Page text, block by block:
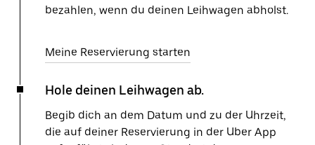
bezahlen, wenn du deinen Leihwagen abholst.
Meine Reservierung starten
Hole deinen Leihwagen ab.
Begib dich an dem Datum und zu der Uhrzeit,
die auf deiner Reservierung in der Uber App